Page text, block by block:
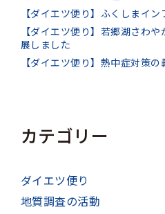
【ダイエツ便り】ふくしまイ
【ダイエツ便り】若郷湖さわ
展しました
【ダイエツ便り】熱中症対策
カテゴリー
ダイエツ便り
地質調査の活動